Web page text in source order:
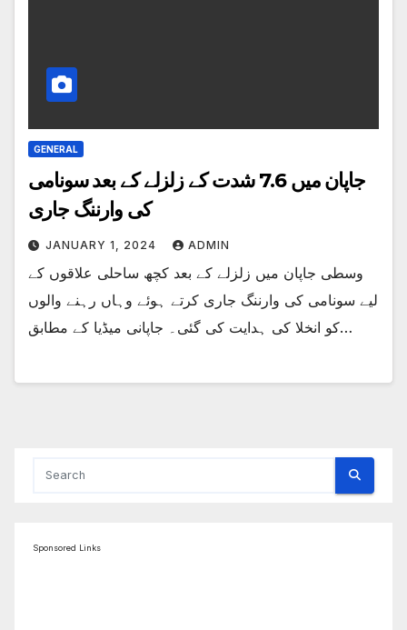
GENERAL
جاپان میں 7.6 شدت کے زلزلے کے بعد سونامی
کی وارننگ جاری
JANUARY 1, 2024 ADMIN
وسطی جاپان میں زلزلے کے بعد کچھ ساحلی علاقوں کے
لیے سونامی کی وارننگ جاری کرتے ہوئے وہاں رہنے والوں
کو انخلا کی ہدایت کی گئی۔ جاپانی میڈیا کے مطابق…
Sponsored Links